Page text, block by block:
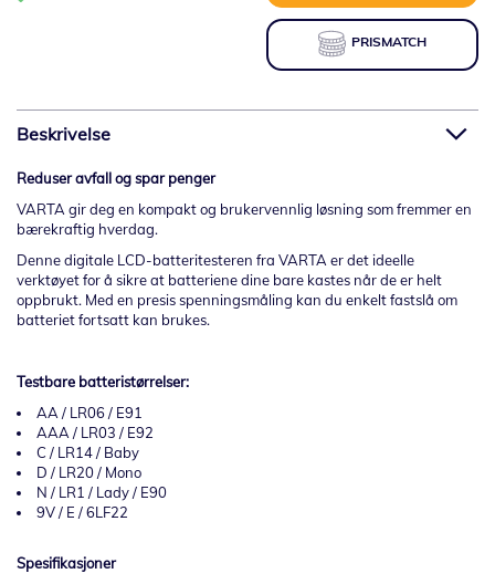
PRISMATCH
Beskrivelse
Reduser avfall og spar penger
VARTA gir deg en kompakt og brukervennlig løsning som fremmer en
bærekraftig hverdag.
Denne digitale LCD-batteritesteren fra VARTA er det ideelle
verktøyet for å sikre at batteriene dine bare kastes når de er helt
oppbrukt. Med en presis spenningsmåling kan du enkelt fastslå om
batteriet fortsatt kan brukes.
Testbare batteristørrelser:
AA / LR06 / E91
AAA / LR03 / E92
C / LR14 / Baby
D / LR20 / Mono
N / LR1 / Lady / E90
9V / E / 6LF22
Spesifikasjoner